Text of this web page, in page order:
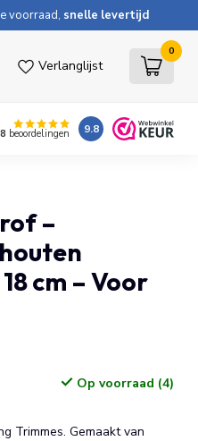
voorraad, snelle levertijd
Verlanglijst
0
beoordelingen 9.8
–
cm – Voor
Op voorraad (4)
Trimmes. Gemaakt van